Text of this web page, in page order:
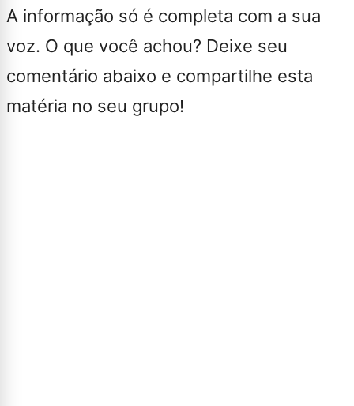
A informação só é completa com a sua
voz. O que você achou? Deixe seu
comentário abaixo e compartilhe esta
matéria no seu grupo!